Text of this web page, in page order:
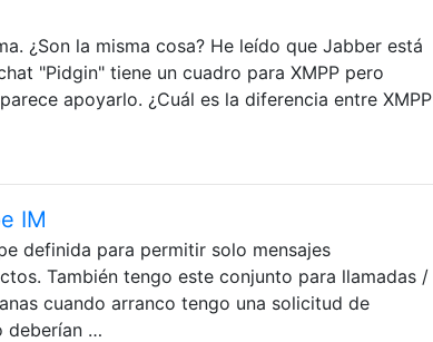
¿Son la misma cosa? He leído que Jabber está
"Pidgin" tiene un cuadro para XMPP pero
apoyarlo. ¿Cuál es la diferencia entre XMPP
IM
definida para permitir solo mensajes
También tengo este conjunto para llamadas /
cuando arranco tengo una solicitud de
deberían …